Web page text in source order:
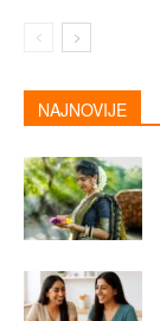
NAJNOVIJE